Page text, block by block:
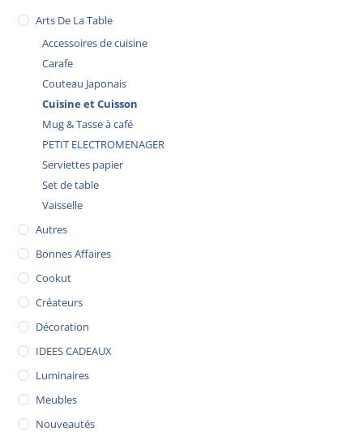
Arts De La Table
Accessoires de cuisine
Carafe
Couteau Japonais
Cuisine et Cuisson
Mug & Tasse à café
PETIT ELECTROMENAGER
Serviettes papier
Set de table
Vaisselle
Autres
Bonnes Affaires
Cookut
Créateurs
Décoration
IDEES CADEAUX
Luminaires
Meubles
Nouveautés